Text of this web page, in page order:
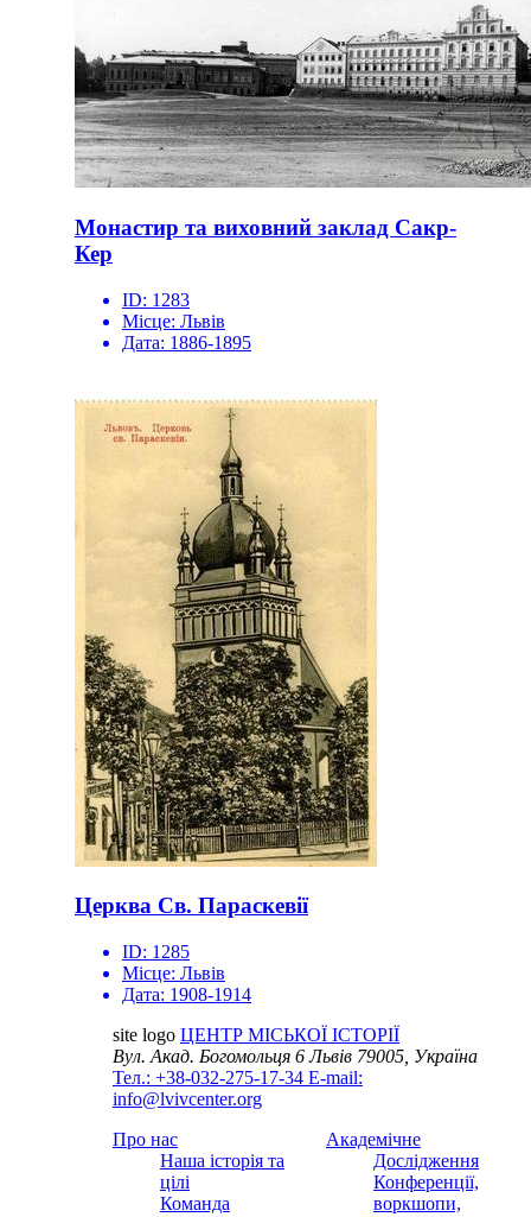
Монастир та виховний заклад Сакр-
Кер
ID: 1283
Місце: Львів
Дата: 1886-1895
Церква Св. Параскевії
ID: 1285
Місце: Львів
Дата: 1908-1914
site logo ЦЕНТР МІСЬКОЇ ІСТОРІЇ
Вул. Акад. Богомольця 6Львів 79005, Україна
Тел.: +38-032-275-17-34 E-mail:
info@lvivcenter.org
Про нас
Наша історія та
цілі
Команда
Академічне
Дослідження
Конференції,
воркшопи,